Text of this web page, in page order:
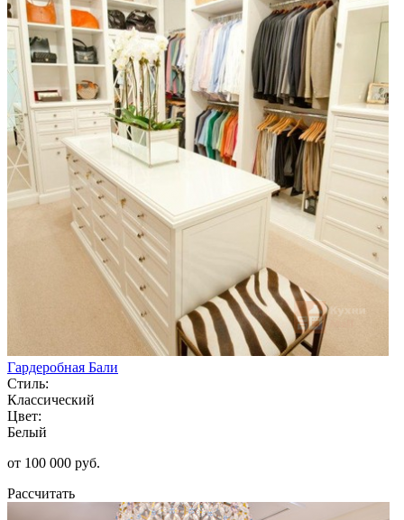
Гардеробная Бали
Стиль:
Классический
Цвет:
Белый
от 100 000 руб.
Рассчитать